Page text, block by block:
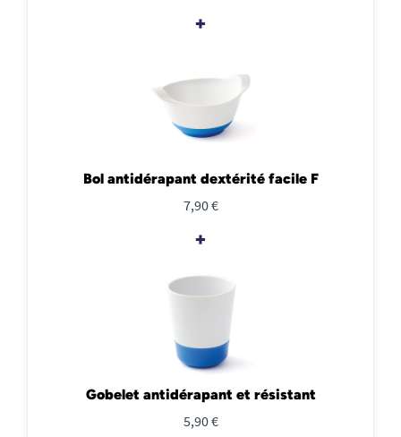
+
Bol antidérapant dextérité facile F
7,90 €
+
Gobelet antidérapant et résistant
5,90 €